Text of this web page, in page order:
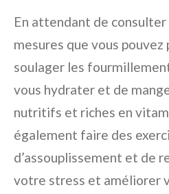
En attendant de consulter
mesures que vous pouvez
soulager les
vous hydrater et de
nutritifs et riches en
également faire des
d’assouplissement et de
votre stress et améliorer